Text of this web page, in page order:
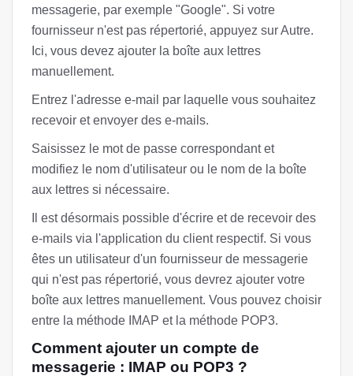
messagerie, par exemple "Google". Si votre
fournisseur n'est pas répertorié, appuyez sur Autre.
Ici, vous devez ajouter la boîte aux lettres
manuellement.
Entrez l'adresse e-mail par laquelle vous souhaitez
recevoir et envoyer des e-mails.
Saisissez le mot de passe correspondant et
modifiez le nom d'utilisateur ou le nom de la boîte
aux lettres si nécessaire.
Il est désormais possible d'écrire et de recevoir des
e-mails via l'application du client respectif. Si vous
êtes un utilisateur d'un fournisseur de messagerie
qui n'est pas répertorié, vous devrez ajouter votre
boîte aux lettres manuellement. Vous pouvez choisir
entre la méthode IMAP et la méthode POP3.
Comment ajouter un compte de
messagerie : IMAP ou POP3 ?